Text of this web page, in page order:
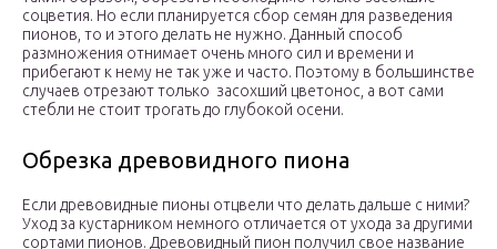
соцветия. Но если планируется сбор семян для разведения
пионов, то и этого делать не нужно. Данный способ
размножения отнимает очень много сил и времени и
прибегают к нему не так уже и часто. Поэтому в большинстве
случаев отрезают только засохший цветонос, а вот сами
стебли не стоит трогать до глубокой осени.
Обрезка древовидного пиона
Если древовидные пионы отцвели что делать дальше с ними?
Уход за кустарником немного отличается от ухода за другими
сортами пионов. Древовидный пион получил свое название